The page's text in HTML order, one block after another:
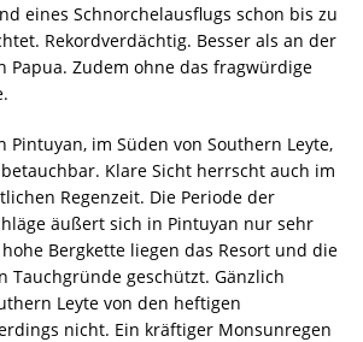
eines Schnorchelausflugs schon bis zu
Rekordverdächtig. Besser als an der
Papua. Zudem ohne das fragwürdige
Pintuyan, im Süden von Southern Leyte,
Klare Sicht herrscht auch im
Regenzeit. Die Periode der
äußert sich in Pintuyan nur sehr
Bergkette liegen das Resort und die
Tauchgründe geschützt. Gänzlich
Leyte von den heftigen
nicht. Ein kräftiger Monsunregen